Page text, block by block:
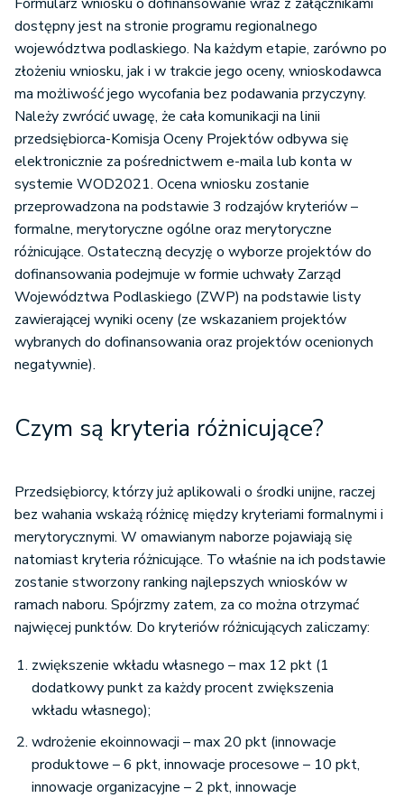
dostępny jest na stronie programu regionalnego
województwa podlaskiego. Na każdym etapie, zarówno po
złożeniu wniosku, jak i w trakcie jego oceny, wnioskodawca
ma możliwość jego wycofania bez podawania przyczyny.
Należy zwrócić uwagę, że cała komunikacji na linii
przedsiębiorca-Komisja Oceny Projektów odbywa się
elektronicznie za pośrednictwem e-maila lub konta w
systemie WOD2021. Ocena wniosku zostanie
przeprowadzona na podstawie 3 rodzajów kryteriów –
formalne, merytoryczne ogólne oraz merytoryczne
różnicujące. Ostateczną decyzję o wyborze projektów do
dofinansowania podejmuje w formie uchwały Zarząd
Województwa Podlaskiego (ZWP) na podstawie listy
zawierającej wyniki oceny (ze wskazaniem projektów
wybranych do dofinansowania oraz projektów ocenionych
negatywnie).
Czym są kryteria różnicujące?
Przedsiębiorcy, którzy już aplikowali o środki unijne, raczej
bez wahania wskażą różnicę między kryteriami formalnymi i
merytorycznymi. W omawianym naborze pojawiają się
natomiast kryteria różnicujące. To właśnie na ich podstawie
zostanie stworzony ranking najlepszych wniosków w
ramach naboru. Spójrzmy zatem, za co można otrzymać
najwięcej punktów. Do kryteriów różnicujących zaliczamy:
zwiększenie wkładu własnego – max 12 pkt (1
dodatkowy punkt za każdy procent zwiększenia
wkładu własnego);
wdrożenie ekoinnowacji – max 20 pkt (innowacje
produktowe – 6 pkt, innowacje procesowe – 10 pkt,
innowacje organizacyjne – 2 pkt, innowacje